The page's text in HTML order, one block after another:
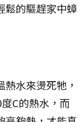
鬆的驅趕家中蟑
水來燙死牠，
C的熱水，而